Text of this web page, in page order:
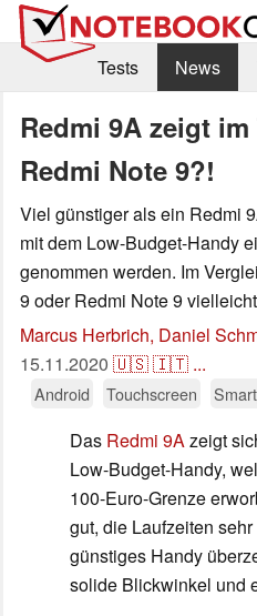
Tests
News
Redmi 9A zeigt
Redmi Note 9?!
Viel günstiger als ein Redmi
mit dem Low-Budget-Handy
genommen werden. Im
9 oder Redmi Note 9
Marcus Herbrich, Daniel
15.11.2020 🇺🇸🇮🇹 ...
Android Touchscreen
Das Redmi 9Azeigt
Low-Budget-Handy,
100-Euro-Grenze
gut, die Laufzeiten
günstiges Handy
solide Blickwinkel und